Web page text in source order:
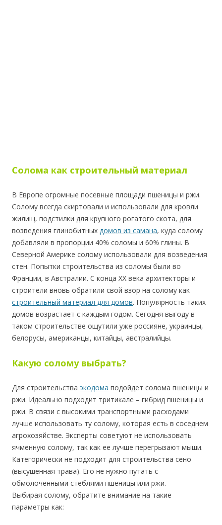
Солома как строительный материал
В Европе огромные посевные площади пшеницы и ржи.
Солому всегда скиртовали и использовали для кровли
жилищ, подстилки для крупного рогатого скота, для
возведения глинобитных домов из самана, куда солому
добавляли в пропорции 40% соломы и 60% глины. В
Северной Америке солому использовали для возведения
стен. Попытки строительства из соломы были во
Франции, в Австралии. С конца ХХ века архитекторы и
строители вновь обратили свой взор на солому как
строительный материал для домов. Популярность таких
домов возрастает с каждым годом. Сегодня выгоду в
таком строительстве ощутили уже россияне, украинцы,
белорусы, американцы, китайцы, австралийцы.
Какую солому выбрать?
Для строительства экодома подойдет солома пшеницы и
ржи. Идеально подходит тритикале – гибрид пшеницы и
ржи. В связи с высокими транспортными расходами
лучше использовать ту солому, которая есть в соседнем
агрохозяйстве. Эксперты советуют не использовать
ячменную солому, так как ее лучше перегрызают мыши.
Категорически не подходит для строительства сено
(высушенная трава). Его не нужно путать с
обмолоченными стеблями пшеницы или ржи.
Выбирая солому, обратите внимание на такие
параметры как: